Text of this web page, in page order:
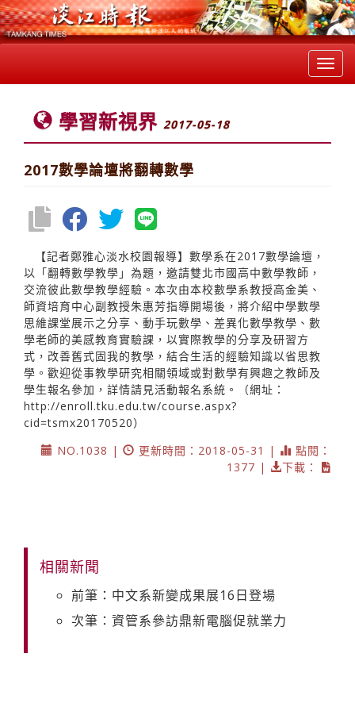
學習新視界 2017-05-18
2017數學論壇將翻轉數學
【記者鄭雅心淡水校園報導】數學系在2017數學論壇，
以「翻轉數學教學」為題，邀請雙北市國高中數學教師，
交流彼此數學教學經驗。本次由本校數學系教授高金美、
師資培育中心副教授朱惠芳指導開場後，將介紹中學數學
思維課堂展示之分享、動手玩數學、差異化數學教學、數
學老師的美感教育實驗課，以實際教學的分享及研習方
式，改善舊式固我的教學，結合生活的經驗知識以省思教
學。歡迎從事教學研究相關領域或對數學有興趣之教師及
學生報名參加，詳情請見活動報名系統。（網址：
http://enroll.tku.edu.tw/course.aspx?
cid=tsmx20170520）
NO.1038 |
更新時間：2018-05-31 |
點閱：
1377 |
下載：
相關新聞
前筆：中文系新變成果展16日登場
次筆：資管系參訪鼎新電腦促就業力